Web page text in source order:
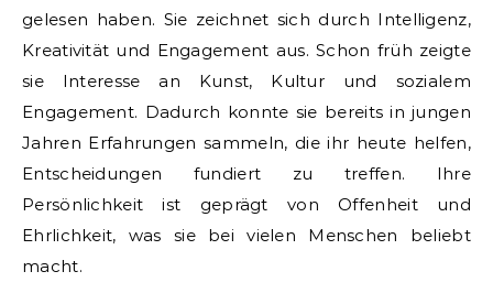
gelesen haben. Sie zeichnet sich durch Intelligenz,
Kreativität und Engagement aus. Schon früh zeigte
sie Interesse an Kunst, Kultur und sozialem
Engagement. Dadurch konnte sie bereits in jungen
Jahren Erfahrungen sammeln, die ihr heute helfen,
Entscheidungen fundiert zu treffen. Ihre
Persönlichkeit ist geprägt von Offenheit und
Ehrlichkeit, was sie bei vielen Menschen beliebt
macht.